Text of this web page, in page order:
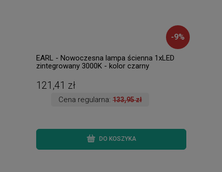
-9%
EARL - Nowoczesna lampa ścienna 1xLED
zintegrowany 3000K - kolor czarny
121,41 zł
Cena regularna:133,95 zł
DO KOSZYKA